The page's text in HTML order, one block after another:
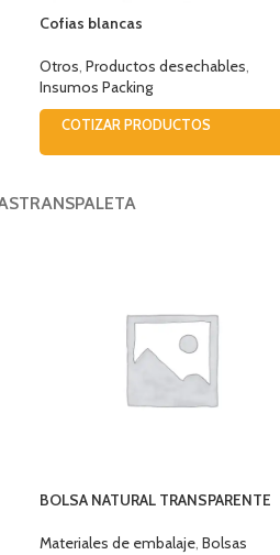
Cofias blancas
Otros, Productos desechables,
Insumos Packing
COTIZAR PRODUCTOS
TRANSPALETA
BOLSA NATURAL TRANSPARENTE
Materiales de embalaje, Bolsas